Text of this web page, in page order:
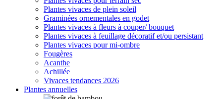
Plantes vivaces de plein soleil
Graminées ornementales en godet
Plantes vivaces à fleurs à couper/ bouquet
Plantes vivaces à feuillage décoratif et/ou persistant
Plantes vivaces pour mi-ombre
Fougères
Acanthe
Achillée
Vivaces tendances 2026
Plantes annuelles